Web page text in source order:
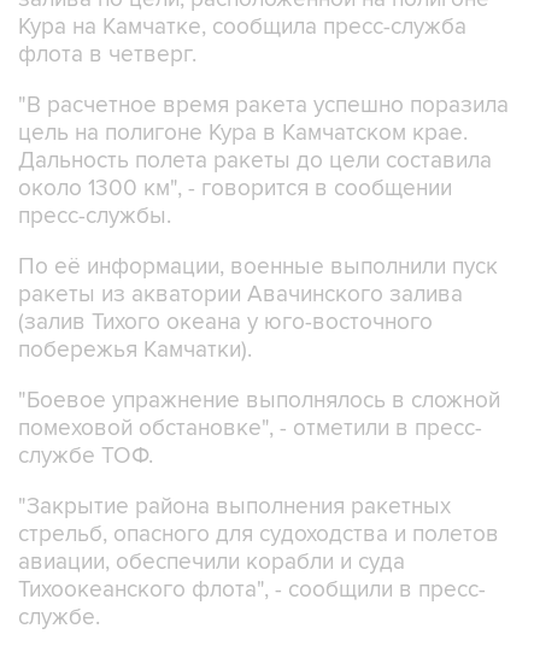
Кура на Камчатке, сообщила пресс-служба
флота в четверг.
"В расчетное время ракета успешно поразила
цель на полигоне Кура в Камчатском крае.
Дальность полета ракеты до цели составила
около 1300 км", - говорится в сообщении
пресс-службы.
По её информации, военные выполнили пуск
ракеты из акватории Авачинского залива
(залив Тихого океана у юго-восточного
побережья Камчатки).
"Боевое упражнение выполнялось в сложной
помеховой обстановке", - отметили в пресс-
службе ТОФ.
"Закрытие района выполнения ракетных
стрельб, опасного для судоходства и полетов
авиации, обеспечили корабли и суда
Тихоокеанского флота", - сообщили в пресс-
службе.